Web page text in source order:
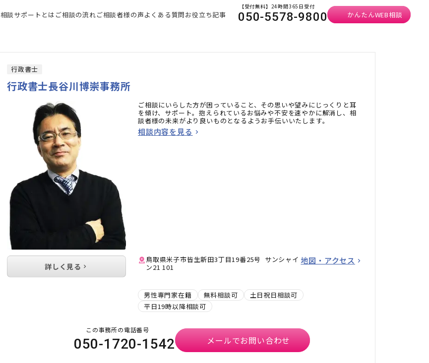
相談サポートとは ご相談の流れご相談者様の声よくある質問お役立ち記事
【受付無料】24時間365日受付
050-5578-9800 かんたんWEB相談
行政書士
行政書士長谷川博崇事務所
ご相談にいらした方が困っていること、その思いや望みにじっくりと耳
を傾け、サポート。抱えられているお悩みや不安を速やかに解消し、相
談者様の未来がより良いものとなるようお手伝いいたします。
相談内容を見る
鳥取県米子市皆生新田3丁目19番25号 サンシャイ
ン21 101
地図・アクセス
男性専門家在籍 無料相談可
土日祝日相談可
平日19時以降相談可
詳しく見る
この事務所の電話番号
050-1720-1542 メールでお問い合わせ